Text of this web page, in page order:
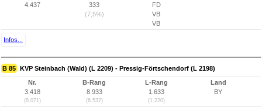
4.437
333
(7,5%)
FD
VB
VB
Infos...
B 85 KVP Steinbach (Wald) (L 2209) - Pressig-Förtschendorf (L 2198)
Nr.
3.418
(8.071)
B-Rang
8.933
(6.532)
L-Rang
1.633
(1.220)
Land
BY